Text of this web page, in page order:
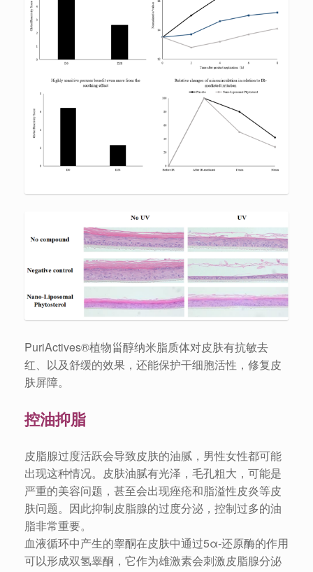
PuriActives®植物甾醇纳米脂质体对皮肤有抗敏去
红、以及舒缓的效果，还能保护干细胞活性，修复皮
肤屏障。
控油抑脂
皮脂腺过度活跃会导致皮肤的油腻，男性女性都可能
出现这种情况。皮肤油腻有光泽，毛孔粗大，可能是
严重的美容问题，甚至会出现痤疮和脂溢性皮炎等皮
肤问题。因此抑制皮脂腺的过度分泌，控制过多的油
脂非常重要。
血液循环中产生的睾酮在皮肤中通过5α-还原酶的作用
可以形成双氢睾酮，它作为雄激素会刺激皮脂腺分泌